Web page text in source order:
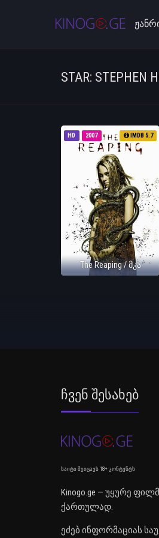
STAR: STEPHEN
HD 2007 IMDB 5.7
The Reaping / მკა
Ჩვენ Შესახებ
საიტი შეიცავს 18+ კონტენტს
Kinogo.ge — უყურე
ქართულად.
ეძებ ინფორმაციას